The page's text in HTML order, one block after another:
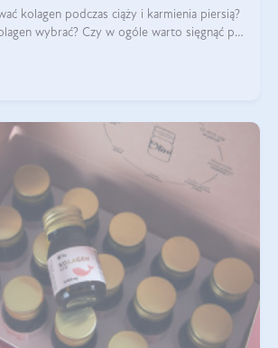
kolagen podczas ciąży i karmienia piersią?
wybrać? Czy w ogóle warto sięgnąć po